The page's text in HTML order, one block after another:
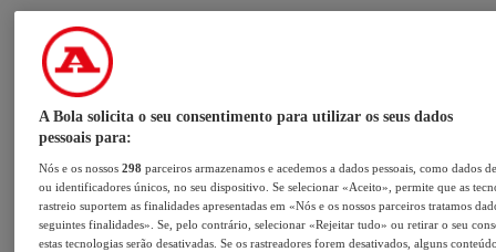
A Bola solicita o seu consentimento para utilizar os seus dados
pessoais para:
Nós e os nossos298 parceiros armazenamos e acedemos a dados pessoais, como dados
ou identificadores únicos, no seu dispositivo. Se selecionar «Aceito», permite que as
rastreio suportem as finalidades apresentadas em «Nós e os nossos parceiros tratamos
seguintes finalidades». Se, pelo contrário, selecionar «Rejeitar tudo» ou retirar o seu
estas tecnologias serão desativadas. Se os rastreadores forem desativados, alguns